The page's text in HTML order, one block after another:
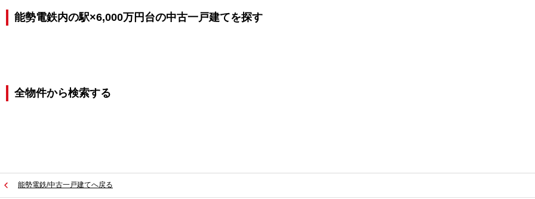
能勢電鉄内の駅×6,000万円台の中古一戸建てを探す
全物件から検索する
能勢電鉄/中古一戸建てへ戻る